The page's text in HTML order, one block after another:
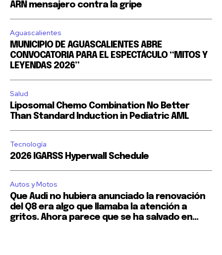
ARN mensajero contra la gripe
Aguascalientes
MUNICIPIO DE AGUASCALIENTES ABRE
CONVOCATORIA PARA EL ESPECTÁCULO “MITOS Y
LEYENDAS 2026”
Salud
Liposomal Chemo Combination No Better
Than Standard Induction in Pediatric AML
Tecnología
2026 IGARSS Hyperwall Schedule
Autos y Motos
Que Audi no hubiera anunciado la renovación
del Q8 era algo que llamaba la atención a
gritos. Ahora parece que se ha salvado en...